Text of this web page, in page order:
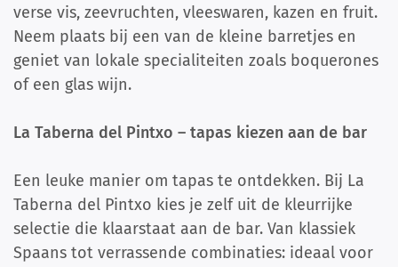
verse vis, zeevruchten, vleeswaren, kazen en fruit.
Neem plaats bij een van de kleine barretjes en
geniet van lokale specialiteiten zoals boquerones
of een glas wijn.
La Taberna del Pintxo – tapas kiezen aan de bar
Een leuke manier om tapas te ontdekken. Bij La
Taberna del Pintxo kies je zelf uit de kleurrijke
selectie die klaarstaat aan de bar. Van klassiek
Spaans tot verrassende combinaties: ideaal voor